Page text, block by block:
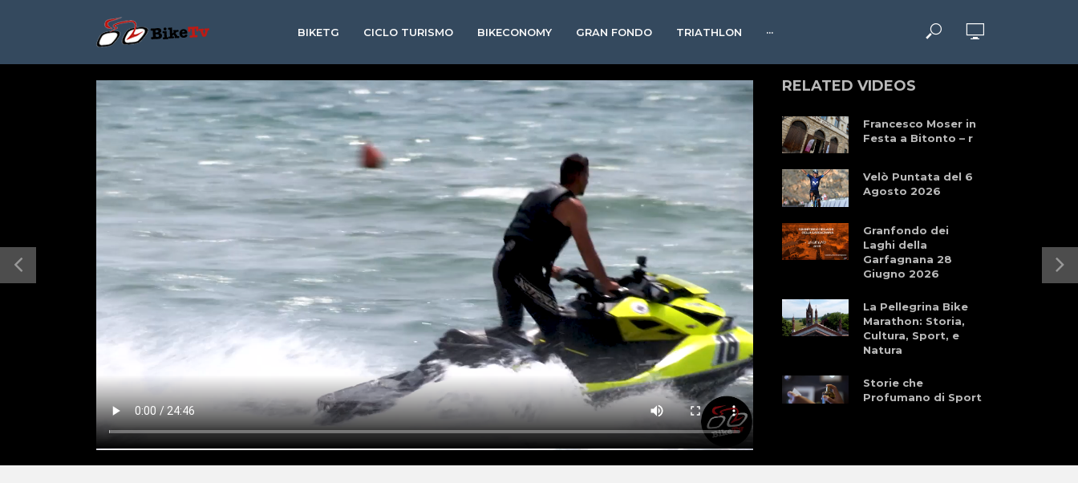
BIKETG CICLO TURISMO BIKECONOMY GRAN FONDO TRIATHLON ···
RELATED VIDEOS
Francesco Moser in
Festa a Bitonto – r
Velò Puntata del 6
Agosto 2026
Granfondo dei
Laghi della
Garfagnana 28
Giugno 2026
La Pellegrina Bike
Marathon: Storia,
Cultura, Sport, e
Natura
Storie che
Profumano di Sport